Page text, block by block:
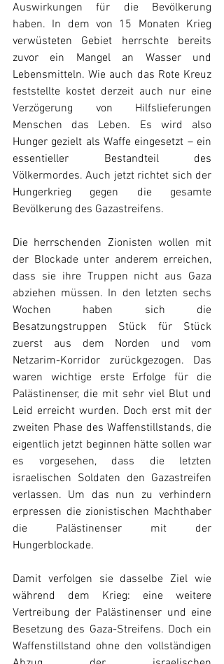
Auswirkungen für die Bevölkerung
haben. In dem von 15 Monaten Krieg
verwüsteten Gebiet herrschte bereits
zuvor ein Mangel an Wasser und
Lebensmitteln. Wie auch das Rote Kreuz
feststellte kostet derzeit auch nur eine
Verzögerung von Hilfslieferungen
Menschen das Leben. Es wird also
Hunger gezielt als Waffe eingesetzt – ein
essentieller Bestandteil des
Völkermordes. Auch jetzt richtet sich der
Hungerkrieg gegen die gesamte
Bevölkerung des Gazastreifens.
Die herrschenden Zionisten wollen mit
der Blockade unter anderem erreichen,
dass sie ihre Truppen nicht aus Gaza
abziehen müssen. In den letzten sechs
Wochen haben sich die
Besatzungstruppen Stück für Stück
zuerst aus dem Norden und vom
Netzarim-Korridor zurückgezogen. Das
waren wichtige erste Erfolge für die
Palästinenser, die mit sehr viel Blut und
Leid erreicht wurden. Doch erst mit der
zweiten Phase des Waffenstillstands, die
eigentlich jetzt beginnen hätte sollen war
es vorgesehen, dass die letzten
israelischen Soldaten den Gazastreifen
verlassen. Um das nun zu verhindern
erpressen die zionistischen Machthaber
die Palästinenser mit der
Hungerblockade.
Damit verfolgen sie dasselbe Ziel wie
während dem Krieg: eine weitere
Vertreibung der Palästinenser und eine
Besetzung des Gaza-Streifens. Doch ein
Waffenstillstand ohne den vollständigen